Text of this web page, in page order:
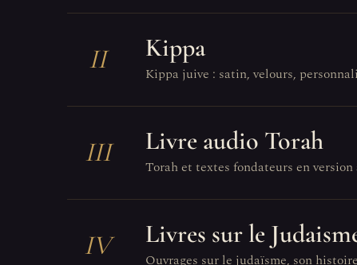
II Kippa
Kippa juive : satin, velours,
III Livre audio Torah
Torah et textes fondateurs en
IV Livres sur le
Ouvrages sur le judaïsme, son